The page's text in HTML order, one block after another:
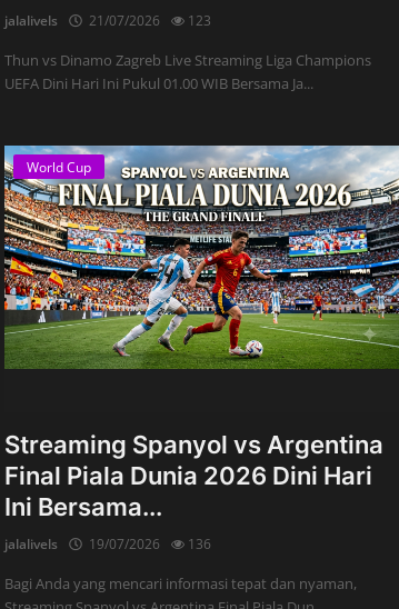
jalalivels 21/07/2026 123
Thun vs Dinamo Zagreb Live Streaming Liga Champions
UEFA Dini Hari Ini Pukul 01.00 WIB Bersama Ja...
World Cup
Streaming Spanyol vs Argentina
Final Piala Dunia 2026 Dini Hari
Ini Bersama...
jalalivels 19/07/2026 136
Bagi Anda yang mencari informasi tepat dan nyaman,